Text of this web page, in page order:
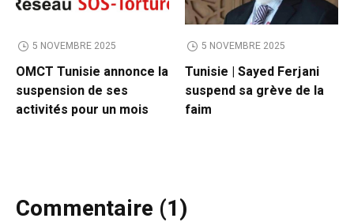
5 NOVEMBRE 2025
OMCT Tunisie annonce la
suspension de ses
activités pour un mois
5 NOVEMBRE 2025
Tunisie | Sayed Ferjani
suspend sa grève de la
faim
Commentaire (1)